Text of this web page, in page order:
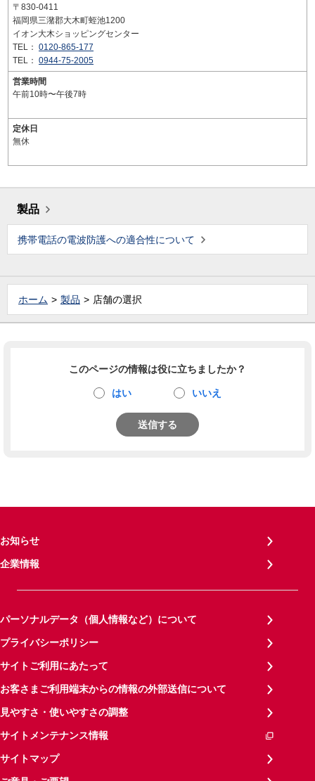
〒830-0411
福岡県三潴郡大木町蛭池1200
イオン大木ショッピングセンター
TEL： 0120-865-177
TEL： 0944-75-2005
営業時間
午前10時〜午後7時
定休日
無休
製品
携帯電話の電波防護への適合性について
ホーム 製品 店舗の選択
このページの情報は役に立ちましたか？
はい いいえ
送信する
お知らせ
企業情報
パーソナルデータ（個人情報など）について
プライバシーポリシー
サイトご利用にあたって
お客さまご利用端末からの情報の外部送信について
見やすさ・使いやすさの調整
サイトメンテナンス情報
サイトマップ